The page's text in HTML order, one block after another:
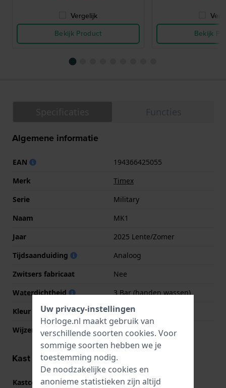
Vergelijk
Bekijk Product
Bekijk
Algemene informatie
EAN
194366425055
Merk
Timex
Serie
Military
Naam
MK1
Jaar
2025 Lente/Zomer
Tijdsaanduiding
Analoog
Zwitsers fabricaat
Nee
Waterdichtheid
3 Bar (handen wassen)
Kleur wijzerplaat
Beige
Wijzer kleuren (u,m,s)
Zwart, Zwart, Zwart
Kast informatie
Kastcode TW2Y19800
Uw privacy-instellingen
Horloge.nl maakt gebruik van
verschillende soorten cookies. Voor
sommige soorten hebben we je
toestemming nodig.
De noodzakelijke cookies en
anonieme statistieken zijn altijd